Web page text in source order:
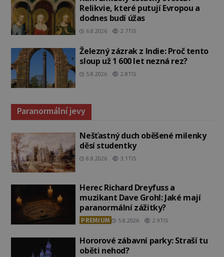
Relikvie, které putují Evropou a
dodnes budí úžas
6.8.2026 2.7TIS
Železný zázrak z Indie: Proč tento
sloup už 1 600 let nezná rez?
5.8.2026 2.8TIS
Paranormální jevy
Nešťastný duch oběšené milenky
děsí studentky
8.8.2026 3.1TIS
Herec Richard Dreyfuss a
muzikant Dave Grohl: Jaké mají
paranormální zážitky?
PREMIUM 5.8.2026 2.9TIS
Hororové zábavní parky: Straší tu
oběti nehod?